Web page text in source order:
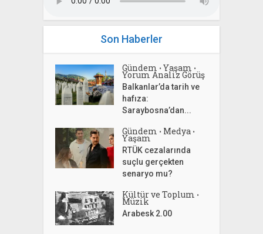
Son Haberler
Gündem • Yaşam •
Yorum Analiz Görüş
Balkanlar’da tarih ve
hafıza:
Saraybosna’dan...
Gündem • Medya •
Yaşam
RTÜK cezalarında
suçlu gerçekten
senaryo mu?
Kültür ve Toplum •
Müzik
Arabesk 2.00